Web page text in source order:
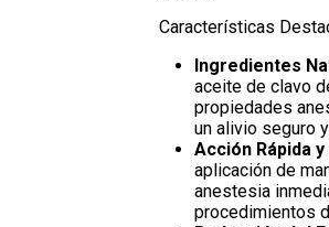
Características
Ingredientes
aceite de clavo
propiedades
un alivio seguro
Acción Rápida
aplicación de
anestesia
procedimientos